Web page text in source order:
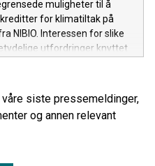
muligheter til å
for klimatiltak på
NIBIO. Interessen for slike
utfordringer knyttet
våre siste pressemeldinger,
og annen relevant